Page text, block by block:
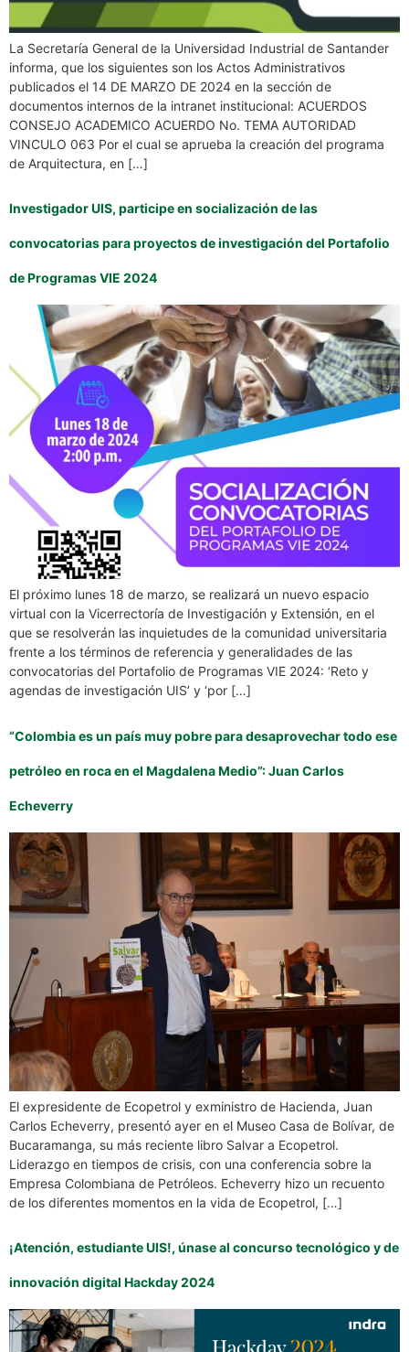
La Secretaría General de la Universidad Industrial de Santander
informa, que los siguientes son los Actos Administrativos
publicados el 14 DE MARZO DE 2024 en la sección de
documentos internos de la intranet institucional: ACUERDOS
CONSEJO ACADEMICO ACUERDO No. TEMA AUTORIDAD
VINCULO 063 Por el cual se aprueba la creación del programa
de Arquitectura, en […]
Investigador UIS, participe en socialización de las
convocatorias para proyectos de investigación del Portafolio
de Programas VIE 2024
El próximo lunes 18 de marzo, se realizará un nuevo espacio
virtual con la Vicerrectoría de Investigación y Extensión, en el
que se resolverán las inquietudes de la comunidad universitaria
frente a los términos de referencia y generalidades de las
convocatorias del Portafolio de Programas VIE 2024: ‘Reto y
agendas de investigación UIS’ y ‘por […]
“Colombia es un país muy pobre para desaprovechar todo ese
petróleo en roca en el Magdalena Medio”: Juan Carlos
Echeverry
El expresidente de Ecopetrol y exministro de Hacienda, Juan
Carlos Echeverry, presentó ayer en el Museo Casa de Bolívar, de
Bucaramanga, su más reciente libro Salvar a Ecopetrol.
Liderazgo en tiempos de crisis, con una conferencia sobre la
Empresa Colombiana de Petróleos. Echeverry hizo un recuento
de los diferentes momentos en la vida de Ecopetrol, […]
¡Atención, estudiante UIS!, únase al concurso tecnológico y de
innovación digital Hackday 2024